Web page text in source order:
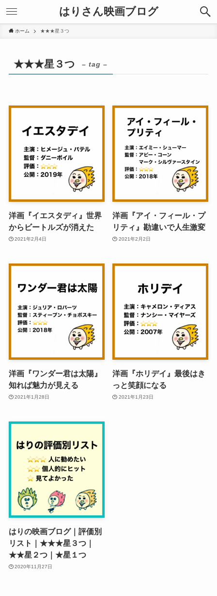
はりさん映画ブログ
ホーム ★★★星３つ
★★★星３つ – tag –
洋画『イエスタディ』世界
からビートルズが消えた
2021年2月4日
洋画『アイ・フィール・プ
リティ』勘違いで人生激変
2021年2月2日
洋画『ワンダー君は太陽』
知れば魅力が見える
2021年1月28日
洋画『ホリデイ』最後はき
っと笑顔になる
2021年1月23日
はりの映画ブログ｜評価別
リスト｜★★★星３つ｜
★★星２つ｜★星１つ
2020年11月27日